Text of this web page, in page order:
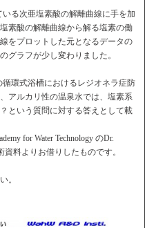
る次亜塩素酸の解離曲線に手を加
素酸の解離曲線から解る塩素の働
をプロットした元となるデータの
グラフが少し変わりました。
環式浴槽におけるレジオネラ症防
アルカリ性の温泉水では、塩素系
という質問に対する答えとして載
for Water Technology のDr.
資料よりお借りしたものです。
。